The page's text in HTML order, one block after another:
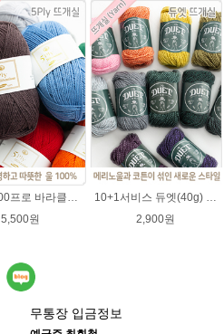
5,500원
2,900원
무통장 입금정보